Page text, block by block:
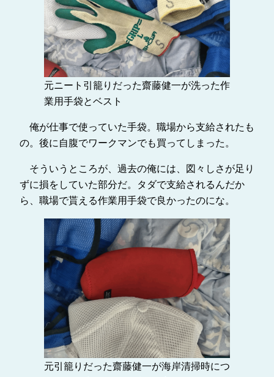
元ニート引籠りだった齋藤健一が洗った作
業用手袋とベスト
俺が仕事で使っていた手袋。職場から支給されたも
の。後に自腹でワークマンでも買ってしまった。
そういうところが、過去の俺には、図々しさが足り
ずに損をしていた部分だ。タダで支給されるんだか
ら、職場で貰える作業用手袋で良かったのにな。
元引籠りだった齋藤健一が海岸清掃時につ